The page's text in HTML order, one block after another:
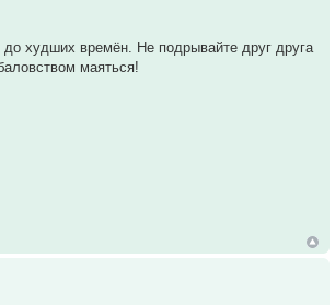
худших времён. Не подрывайте друг друга
маяться!